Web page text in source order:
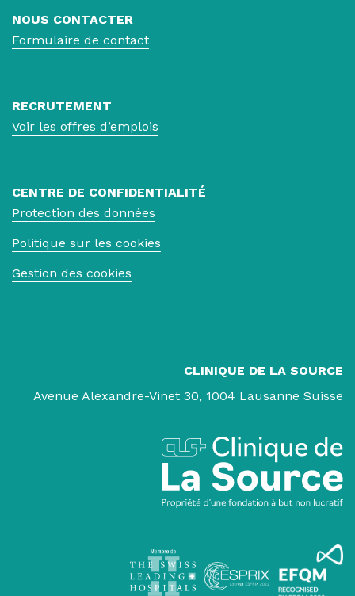
NOUS CONTACTER
Formulaire de contact
RECRUTEMENT
Voir les offres d’emplois
CENTRE DE CONFIDENTIALITÉ
Protection des données
Politique sur les cookies
Gestion des cookies
CLINIQUE DE LA SOURCE
Avenue Alexandre-Vinet 30, 1004 Lausanne Suisse